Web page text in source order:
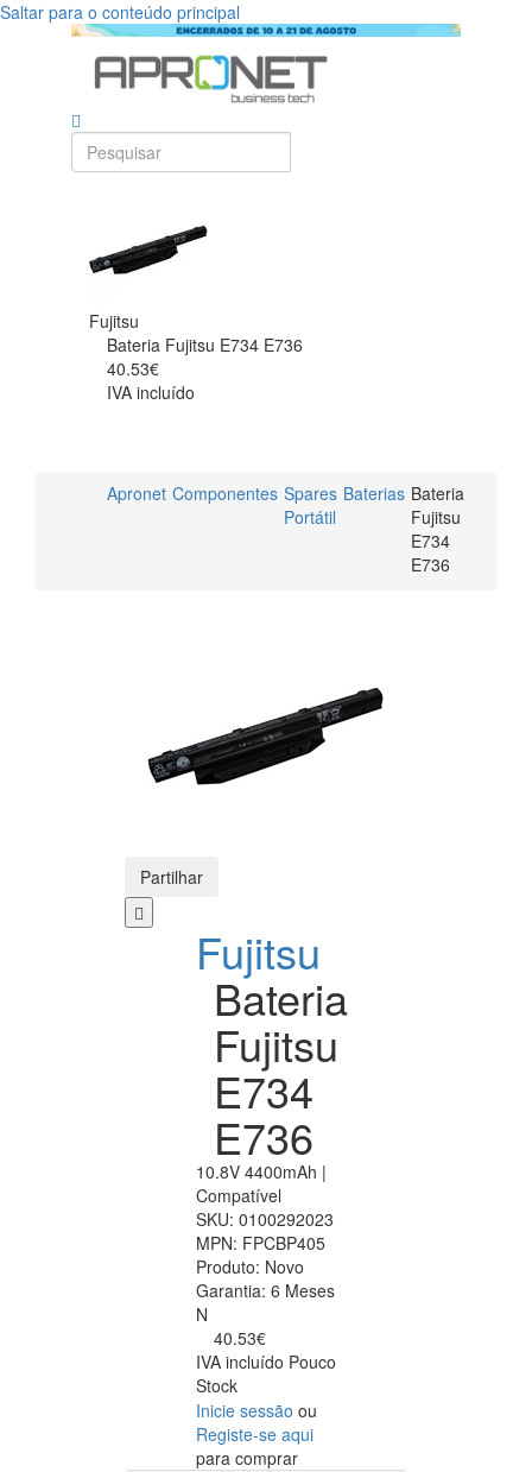
Saltar para o conteúdo principal
Fujitsu
Bateria Fujitsu E734 E736
40.53€
IVA incluído
Apronet Componentes Spares
Portátil
Baterias Bateria
Fujitsu
E734
E736
Partilhar
Fujitsu
Bateria
Fujitsu
E734
E736
10.8V 4400mAh |
Compatível
SKU: 0100292023
MPN: FPCBP405
Produto: Novo
Garantia: 6 Meses
N
40.53€
IVA incluído Pouco
Stock
Inicie sessão ou
Registe-se aqui
para comprar